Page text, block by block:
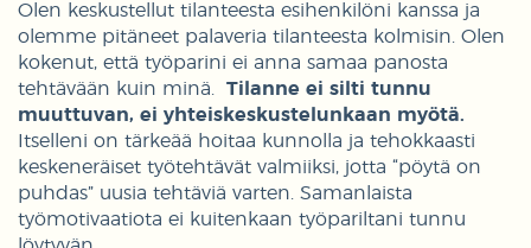
Olen keskustellut tilanteesta esihenkilöni kanssa ja
olemme pitäneet palaveria tilanteesta kolmisin. Olen
kokenut, että työparini ei anna samaa panosta
tehtävään kuin minä. Tilanne ei silti tunnu
muuttuvan, ei yhteiskeskustelunkaan myötä.
Itselleni on tärkeää hoitaa kunnolla ja tehokkaasti
keskeneräiset työtehtävät valmiiksi, jotta “pöytä on
puhdas” uusia tehtäviä varten. Samanlaista
työmotivaatiota ei kuitenkaan työpariltani tunnu